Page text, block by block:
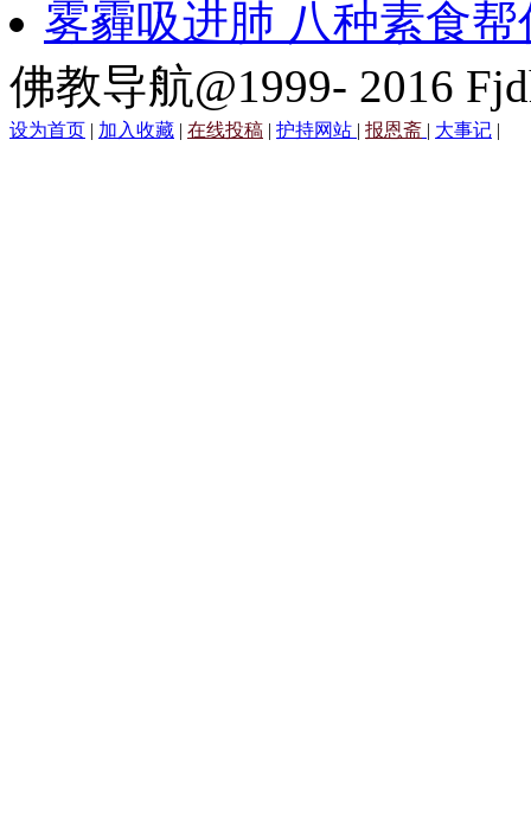
雾霾吸进肺 八种素食帮
佛教导航@1999- 2016
设为首页 | 加入收藏 | 在线投稿 | 护持网站 | 报恩斋 | 大事记 |